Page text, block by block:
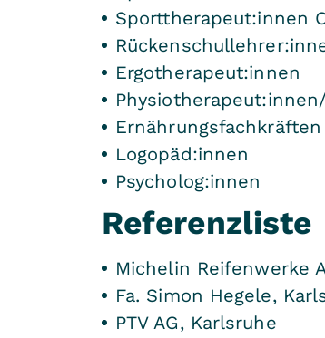
Sporttherapeut:innen
Ergotherapeut:innen
Ernährungsfachkräften
Logopäd:innen
Psycholog:innen
Referenzliste
Michelin Reifenwerke
Fa. Simon Hegele,
PTV AG, Karlsruhe